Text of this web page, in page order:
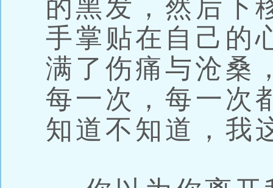
的黑发，然后下
手掌贴在自己的
满了伤痛与沧桑
每一次，每一次
知道不知道，我